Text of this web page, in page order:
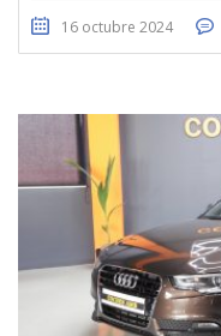
16 octubre 2024